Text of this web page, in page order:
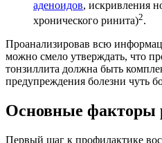
аденоидов, искривления
хронического ринита)2.
Проанализировав всю
можно смело утверждать, что
тонзиллита должна быть
предупреждения болезни чуть
Основные факторы
Первый шаг к профилактике